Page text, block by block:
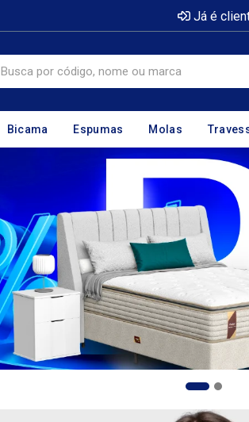
Já é
Bicama Espumas Molas